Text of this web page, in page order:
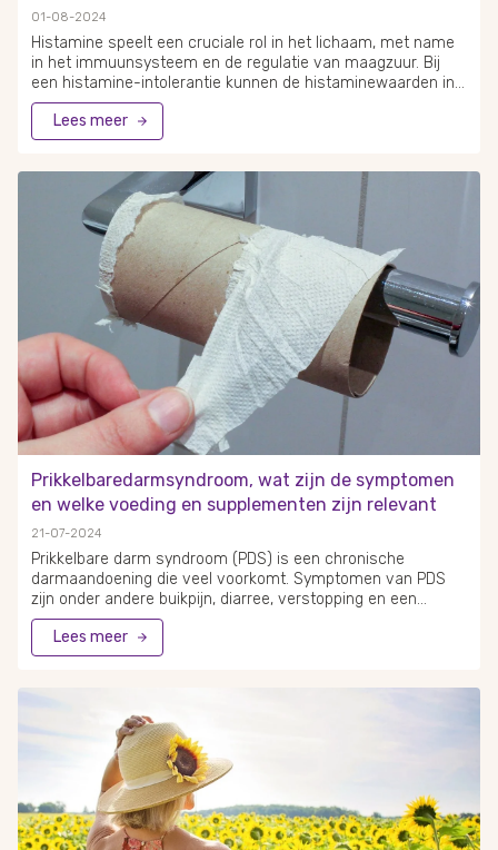
01-08-2024
Histamine speelt een cruciale rol in het lichaam, met name
in het immuunsysteem en de regulatie van maagzuur. Bij
een histamine-intolerantie kunnen de histaminewaarden in
het bloed te hoog zijn, wat leidt tot diverse
gezondheidsklachten zoals hoofdpijn, huiduitslag en
spijsverteringsproblemen. Het is daarom belangrijk te weten
juist helpen om histamine in het lichaam te verlagen.
Voedingsmiddelen die rijk zijn aan histamine zijn onder
andere gerijpte kazen, gefermenteerde producten, en
sommige vleeswaren. Voor mensen die gevoelig zijn voor
histamine, kan het nuttig zijn deze producten te vermijden.
Anderzijds zijn er voedingsmiddelen en supplementen die de
histamineniveaus kunnen verlagen, zoals onbewerkte
vlees- en visproducten.
Lees meer
Prikkelbaredarmsyndroom, wat zijn de symptomen
en welke voeding en supplementen zijn relevant
21-07-2024
Prikkelbare darm syndroom (PDS) is een chronische
darmaandoening die veel voorkomt. Symptomen van PDS
zijn onder andere buikpijn, diarree, verstopping en een
opgeblazen gevoel. Hoewel de exacte oorzaken van PDS nog
niet volledig begrepen worden, ervaren vele patiënten een
aanzienlijke impact op hun dagelijkse leven door deze
voedingsmiddelen zoals koffie, alcohol en vetrijke voeding
kan helpen klachten te verminderen. Een gebalanceerd dieet
met voldoende vezels en het eten op vaste tijdstippen
wordt vaak aanbevolen.
Lees meer